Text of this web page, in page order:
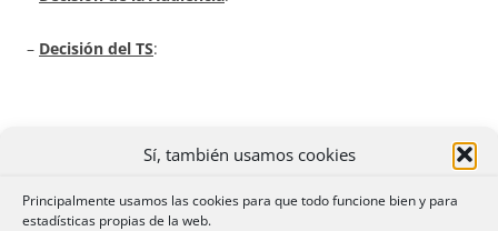
Sí, también usamos cookies
Principalmente usamos las cookies para que todo funcione bien y para
estadísticas propias de la web.
– Decisión del TS:
REGISTRO DE LA PROPIEDAD